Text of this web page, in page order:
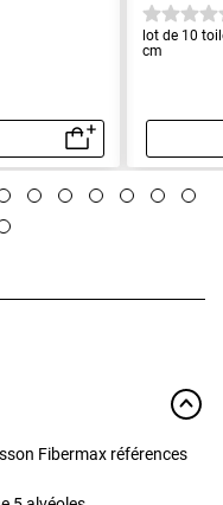
lot de 10
cm
Fibermax références